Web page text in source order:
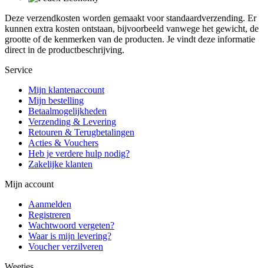
Deze verzendkosten worden gemaakt voor standaardverzending. Er
kunnen extra kosten ontstaan, bijvoorbeeld vanwege het gewicht, de
grootte of de kenmerken van de producten. Je vindt deze informatie
direct in de productbeschrijving.
Service
Mijn klantenaccount
Mijn bestelling
Betaalmogelijkheden
Verzending & Levering
Retouren & Terugbetalingen
Acties & Vouchers
Heb je verdere hulp nodig?
Zakelijke klanten
Mijn account
Aanmelden
Registreren
Wachtwoord vergeten?
Waar is mijn levering?
Voucher verzilveren